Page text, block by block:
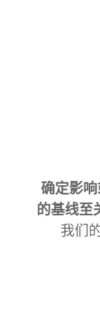
确定影
的基线至
我们